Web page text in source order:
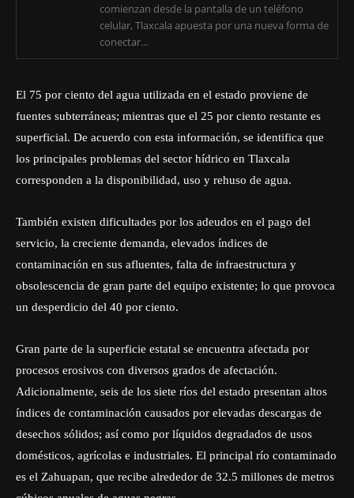
comienzan desde la pantalla de un teléfono
celular, Tlaxcala apuesta por una nueva forma de
conectar...
El 75 por ciento del agua utilizada en el estado proviene de
fuentes subterráneas; mientras que el 25 por ciento restante es
superficial. De acuerdo con esta información, se identifica que
los principales problemas del sector hídrico en Tlaxcala
corresponden a la disponibilidad, uso y rehuso de agua.
También existen dificultades por los adeudos en el pago del
servicio, la creciente demanda, elevados índices de
contaminación en sus afluentes, falta de infraestructura y
obsolescencia de gran parte del equipo existente; lo que provoca
un desperdicio del 40 por ciento.
Gran parte de la superficie estatal se encuentra afectada por
procesos erosivos con diversos grados de afectación.
Adicionalmente, seis de los siete ríos del estado presentan altos
índices de contaminación causados por elevadas descargas de
desechos sólidos; así como por líquidos degradados de usos
domésticos, agrícolas e industriales. El principal río contaminado
es el Zahuapan, que recibe alrededor de 32.5 millones de metros